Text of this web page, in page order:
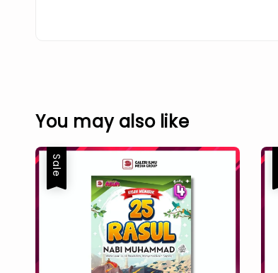
You may also like
Sale